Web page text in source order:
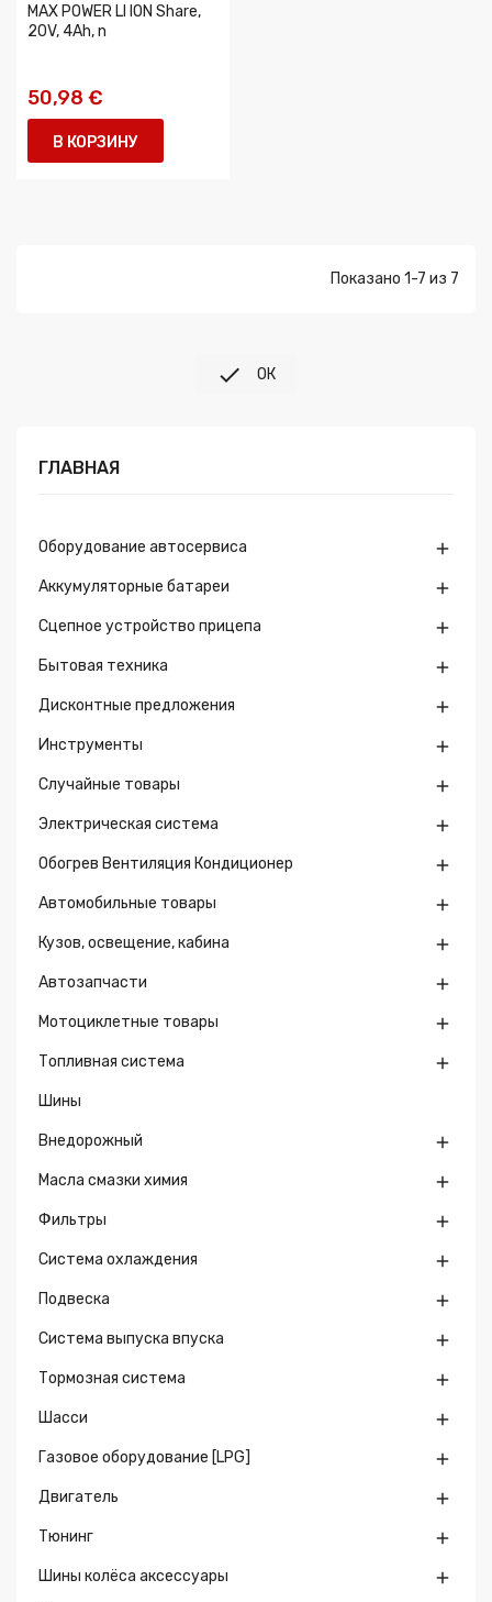
MAX POWER LI ION Share,
20V, 4Ah, n
50,98 €
В КОРЗИНУ
Показано 1-7 из 7
 ОК
ГЛАВНАЯ
Оборудование автосервиса 
Аккумуляторные батареи 
Сцепное устройство прицепа 
Бытовая техника 
Дисконтные предложения 
Инструменты 
Случайные товары 
Электрическая система 
Обогрев Вентиляция Кондиционер 
Автомобильные товары 
Кузов, освещение, кабина 
Автозапчасти 
Мотоциклетные товары 
Топливная система 
Шины
Внедорожный 
Масла смазки химия 
Фильтры 
Система охлаждения 
Подвеска 
Система выпуска впуска 
Тормозная система 
Шасси 
Газовое оборудование [LPG] 
Двигатель 
Тюнинг 
Шины колёса аксессуары 